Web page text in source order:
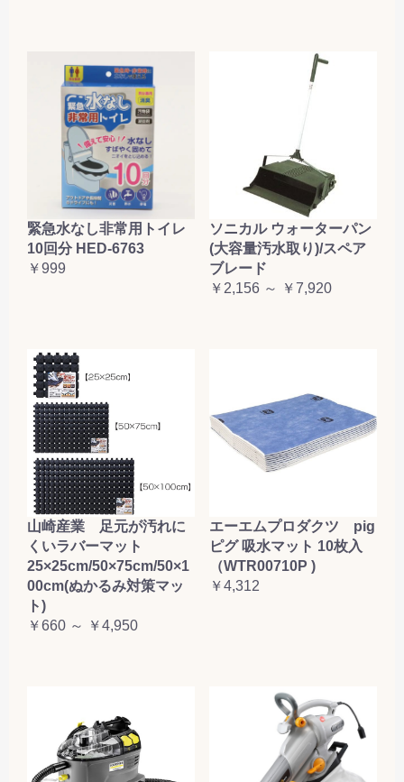
緊急水なし非常用トイレ
10回分 HED-6763
￥999
ソニカル ウォーターパン
(大容量汚水取り)/スペア
ブレード
￥2,156 ～ ￥7,920
山崎産業 足元が汚れに
くいラバーマット
25×25cm/50×75cm/50×1
00cm(ぬかるみ対策マッ
ト)
￥660 ～ ￥4,950
エーエムプロダクツ pig
ピグ 吸水マット 10枚入
（WTR00710P )
￥4,312